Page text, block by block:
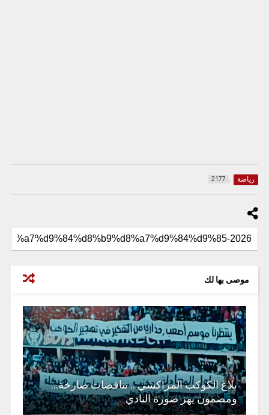
رياضة 2177
موصى بها لك
بلاغ الكوكب المراكشي .. تناقضات صارخة…
ومضمون يهز صورة النادي